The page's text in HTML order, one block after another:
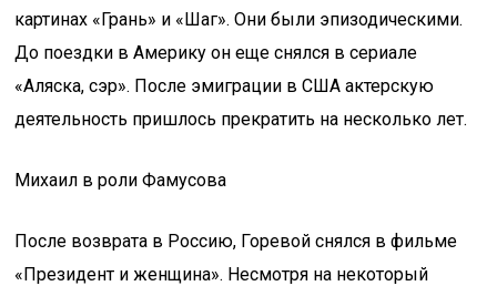
картинах «Грань» и «Шаг». Они были эпизодическими.
До поездки в Америку он еще снялся в сериале
«Аляска, сэр». После эмиграции в США актерскую
деятельность пришлось прекратить на несколько лет.
Михаил в роли Фамусова
После возврата в Россию, Горевой снялся в фильме
«Президент и женщина». Несмотря на некоторый